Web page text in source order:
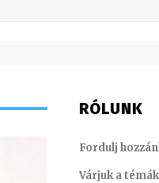
RÓLUNK
Fordulj
Várjuk a